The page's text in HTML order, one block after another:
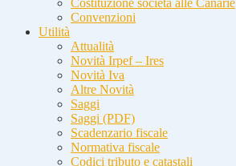
Costituzione società alle Canarie
Convenzioni
Utilità
Attualità
Novità Irpef – Ires
Novità Iva
Altre Novità
Saggi
Saggi (PDF)
Scadenzario fiscale
Normativa fiscale
Codici tributo e catastali